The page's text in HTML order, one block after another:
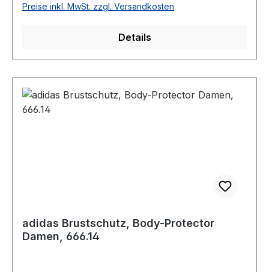
Preise inkl. MwSt. zzgl. Versandkosten
Details
adidas Brustschutz, Body-Protector
Damen, 666.14